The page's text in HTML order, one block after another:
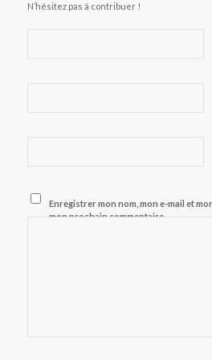
N’hésitez pas à contribuer !
Enregistrer mon nom, mon e-mail et
mon prochain commentaire.